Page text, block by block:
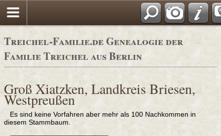
Adressbücher
Treichel-Familie.de Genealogie der
Familie Treichel aus Berlin
Groß Xiatzken, Landkreis Briesen,
Westpreußen
Es sind keine Vorfahren aber mehr als 100 Nachkommen in
diesem Stammbaum.